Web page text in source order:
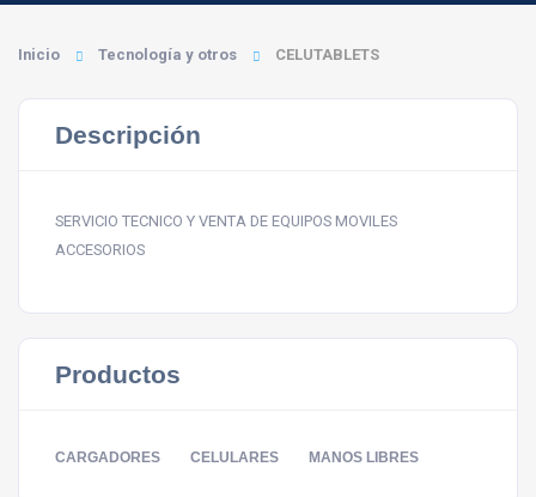
Inicio Tecnología y otros CELUTABLETS
Descripción
SERVICIO TECNICO Y VENTA DE EQUIPOS MOVILES
ACCESORIOS
Productos
CARGADORES CELULARES MANOS LIBRES